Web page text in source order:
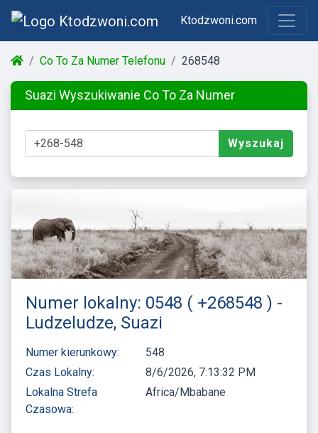
Ktodzwoni.com
Co To Za Numer Telefonu 268548
Suazi Wyszukiwanie Co To Za Numer
Wyszukaj
Numer lokalny: 0548 ( +268548 ) -
Ludzeludze, Suazi
Numer kierunkowy:
548
Czas Lokalny:
8/6/2026, 7:13:32 PM
Lokalna Strefa
Czasowa:
Africa/Mbabane